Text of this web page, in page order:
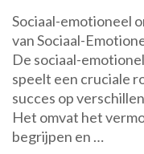
Sociaal-emotioneel
van Sociaal-
De sociaal-
speelt een cruciale
succes op
Het omvat het
begrijpen en …